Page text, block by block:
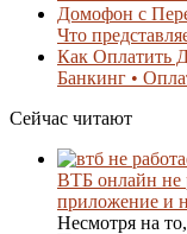
Домофон с
Что
Как Оплатить
Банкинг •
Сейчас читают
ВТБ онлайн не
приложение и
Несмотря на